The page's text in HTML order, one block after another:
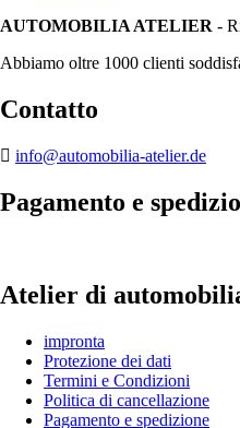
AUTOMOBILIA ATELIER -
Abbiamo oltre 1000 clienti
Contatto
info@automobilia-atelier.de
Pagamento e
Atelier di
impronta
Protezione dei dati
Termini e Condizioni
Politica di cancellazione
Pagamento e spedizione